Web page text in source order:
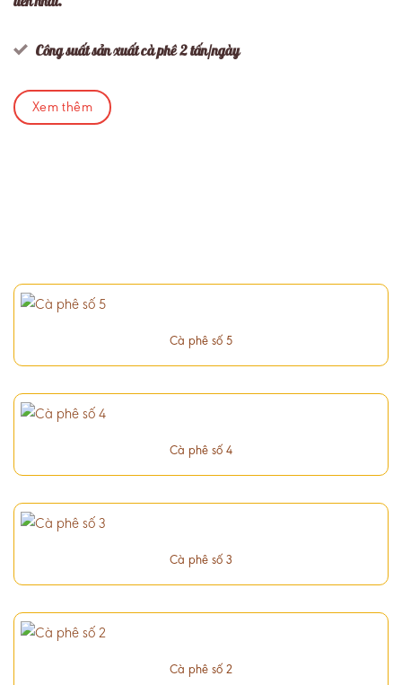
Công suất sản xuất cà phê 2 tấn/ngày
Xem thêm
Cà phê số 5
Cà phê số 4
Cà phê số 3
Cà phê số 2